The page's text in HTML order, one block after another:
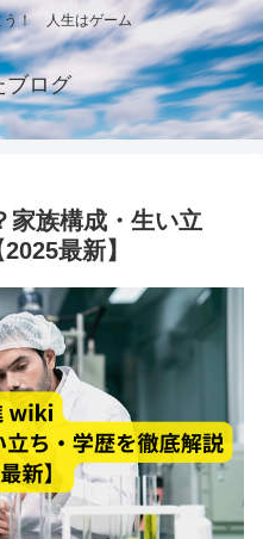
う！ 人生はゲーム
ブログ
族構成・生い立
最新】